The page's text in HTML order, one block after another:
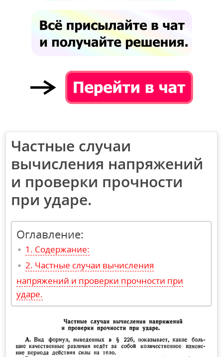
Частные случаи
вычисления напряжений
и проверки прочности
при ударе.
Оглавление:
Содержание:
Частные случаи вычисления
напряжений и проверки прочности при
ударе.